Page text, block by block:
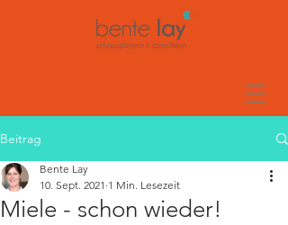
Beitrag
Miele - schon wieder!
Bente Lay
10. Sept. 2021 1 Min. Lesezeit